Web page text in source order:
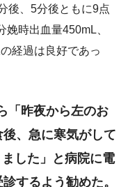
後、5分後ともに9点
時出血量450mL、
経過は良好であっ
昨夜から左のお
、急に寒気がして
した」と病院に電
するよう勧めた。